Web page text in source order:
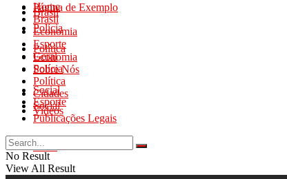
Página de Exemplo
Polícia
Política
Sobre Nós
Social
Videos
Brasil
Economia
Esporte
Geral
Home
Brasil
Economia
Esporte
Geral
Polícia
Política
Cidades
Social
Publicações Legais
No Result
View All Result